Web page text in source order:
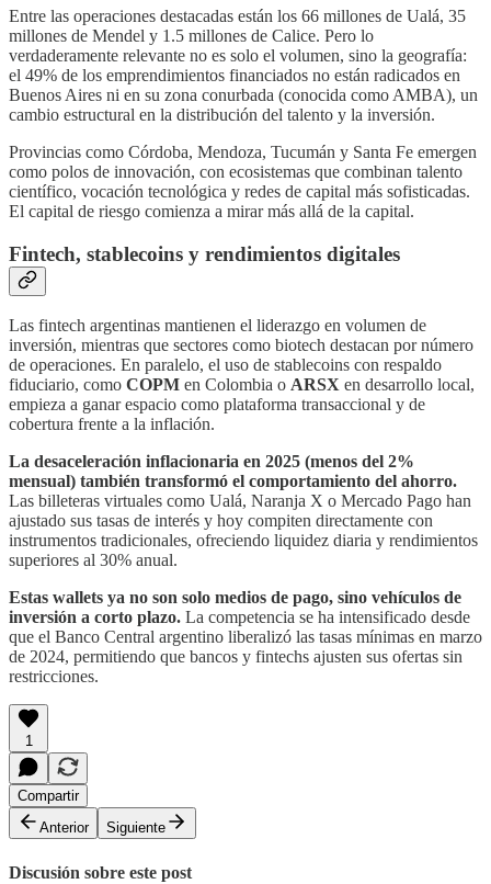
Entre las operaciones destacadas están los 66 millones de Ualá, 35
millones de Mendel y 1.5 millones de Calice. Pero lo
verdaderamente relevante no es solo el volumen, sino la geografía:
el 49% de los emprendimientos financiados no están radicados en
Buenos Aires ni en su zona conurbada (conocida como AMBA), un
cambio estructural en la distribución del talento y la inversión.
Provincias como Córdoba, Mendoza, Tucumán y Santa Fe emergen
como polos de innovación, con ecosistemas que combinan talento
científico, vocación tecnológica y redes de capital más sofisticadas.
El capital de riesgo comienza a mirar más allá de la capital.
Fintech, stablecoins y rendimientos digitales
Las fintech argentinas mantienen el liderazgo en volumen de
inversión, mientras que sectores como biotech destacan por número
de operaciones. En paralelo, el uso de stablecoins con respaldo
fiduciario, como COPM en Colombia o ARSX en desarrollo local,
empieza a ganar espacio como plataforma transaccional y de
cobertura frente a la inflación.
La desaceleración inflacionaria en 2025 (menos del 2%
mensual) también transformó el comportamiento del ahorro.
Las billeteras virtuales como Ualá, Naranja X o Mercado Pago han
ajustado sus tasas de interés y hoy compiten directamente con
instrumentos tradicionales, ofreciendo liquidez diaria y rendimientos
superiores al 30% anual.
Estas wallets ya no son solo medios de pago, sino vehículos de
inversión a corto plazo. La competencia se ha intensificado desde
que el Banco Central argentino liberalizó las tasas mínimas en marzo
de 2024, permitiendo que bancos y fintechs ajusten sus ofertas sin
restricciones.
1
Compartir
Anterior
Siguiente
Discusión sobre este post